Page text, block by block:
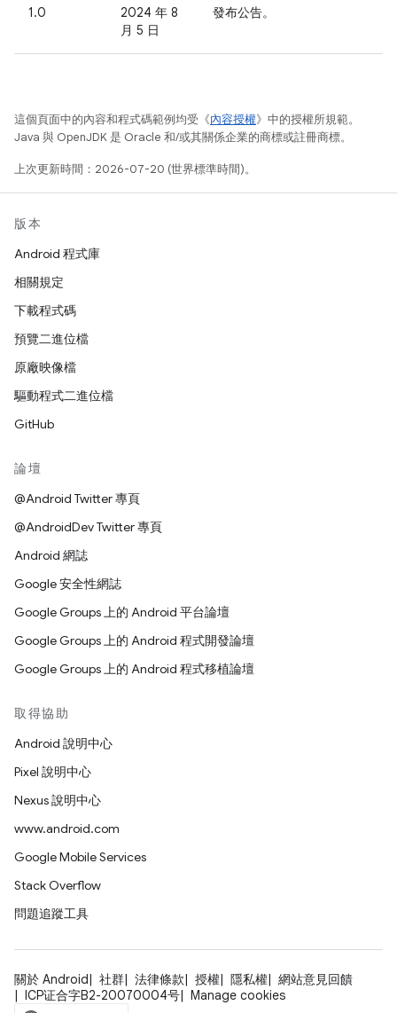
1.0
2024 年 8
月 5 日
發布公告。
這個頁面中的內容和程式碼範例均受《內容授權》中的授權所規範。
Java 與 OpenJDK 是 Oracle 和/或其關係企業的商標或註冊商標。
上次更新時間：2026-07-20 (世界標準時間)。
版本
Android 程式庫
相關規定
下載程式碼
預覽二進位檔
原廠映像檔
驅動程式二進位檔
GitHub
論壇
@Android Twitter 專頁
@AndroidDev Twitter 專頁
Android 網誌
Google 安全性網誌
Google Groups 上的 Android 平台論壇
Google Groups 上的 Android 程式開發論壇
Google Groups 上的 Android 程式移植論壇
取得協助
Android 說明中心
Pixel 說明中心
Nexus 說明中心
www.android.com
Google Mobile Services
Stack Overflow
問題追蹤工具
關於 Android 社群 法律條款 授權 隱私權
網站意見回饋
ICP证合字B2-20070004号
Manage cookies